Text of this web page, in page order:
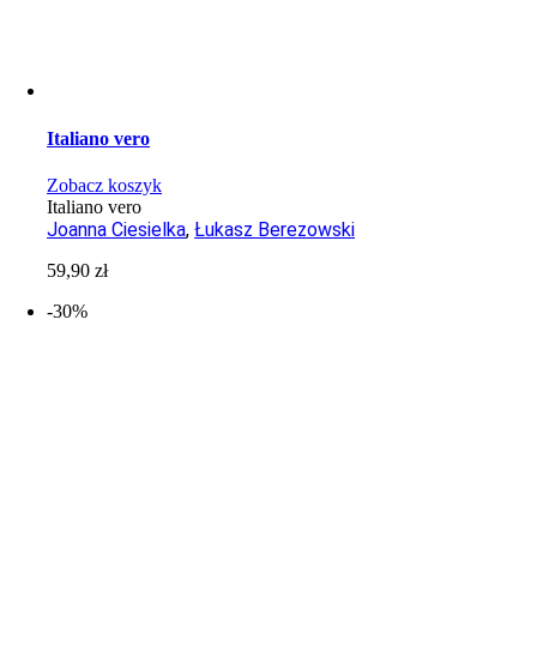
Italiano vero
Zobacz koszyk
Italiano vero
Joanna Ciesielka,Łukasz Berezowski
59,90zł
-30%